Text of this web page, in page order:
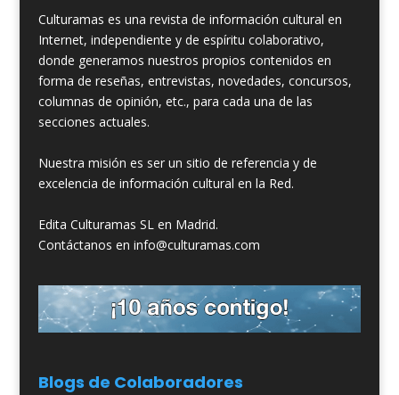
Culturamas es una revista de información cultural en
Internet, independiente y de espíritu colaborativo,
donde generamos nuestros propios contenidos en
forma de reseñas, entrevistas, novedades, concursos,
columnas de opinión, etc., para cada una de las
secciones actuales.
Nuestra misión es ser un sitio de referencia y de
excelencia de información cultural en la Red.
Edita Culturamas SL en Madrid.
Contáctanos en info@culturamas.com
Blogs de Colaboradores